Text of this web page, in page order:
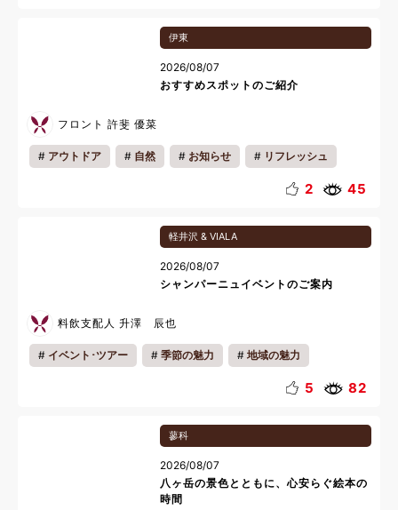
伊東
2026/08/07
おすすめスポットのご紹介
フロント 許斐 優菜
アウトドア 自然 お知らせ リフレッシュ
2 45
軽井沢 & VIALA
2026/08/07
シャンパーニュイベントのご案内
料飲支配人 升澤 辰也
イベント･ツアー 季節の魅力 地域の魅力
リフレッシュ
5 82
蓼科
2026/08/07
八ヶ岳の景色とともに、心安らぐ絵本の
時間